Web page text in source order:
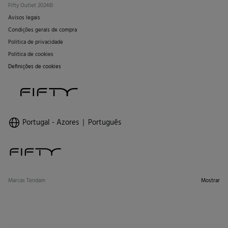
Fifty Outlet 2024©
Avisos legais
Condições gerais de compra
Politica de privacidade
Politica de cookies
Definições de cookies
Portugal - Azores Português
Marcas Tendam Mostrar